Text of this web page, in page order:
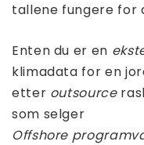
tallene fungere for
Enten du er en
klimadata for en
etter outsource
som selger
Offshore